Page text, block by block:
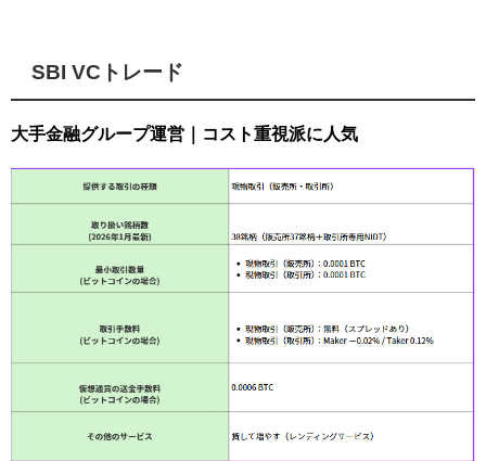
SBI VCトレード
大手金融グループ運営｜コスト重視派に人気